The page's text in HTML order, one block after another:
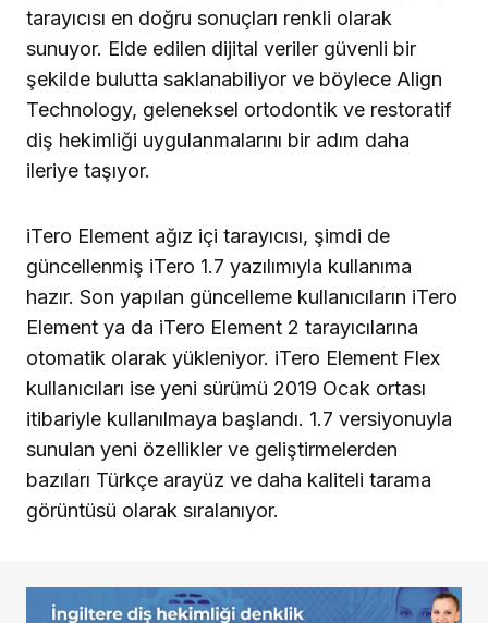
tarayıcısı en doğru sonuçları renkli olarak
sunuyor. Elde edilen di­jital veriler güvenli bir
şekilde bulutta saklanabiliyor ve böylece Align
Technology, geleneksel ortodontik ve restoratif
diş hekimliği uygulanmalarını bir adım daha
ileriye taşıyor.
iTero Element ağız içi tarayıcısı, şimdi de
güncellenmiş iTero 1.7 yazılımıyla kullanıma
hazır. Son yapı­lan güncelleme kullanıcıların iTero
Element ya da iTero Element 2 tarayıcılarına
otomatik olarak yükleniyor. iTero Element Flex
kul­lanıcıları ise yeni sürümü 2019 Ocak ortası
itibariyle kullanılmaya başlandı. 1.7 versiyonuyla
sunulan yeni özellikler ve geliştirme­lerden
bazıları Türkçe arayüz ve daha kaliteli tarama
görüntüsü olarak sıralanıyor.